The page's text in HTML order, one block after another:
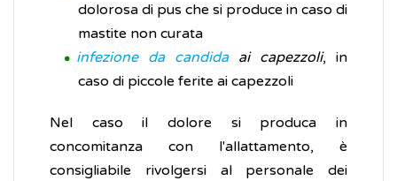
dolorosa di pus che si produce in caso di
mastite non curata
infezione da candidaai capezzoli, in
caso di piccole ferite ai capezzoli
Nel caso il dolore si produca in
concomitanza con l'allattamento, è
consigliabile rivolgersi al personale dei